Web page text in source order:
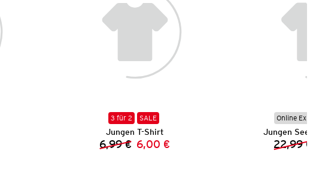
Preis:
3 für 2 SALE
Jungen T-Shirt
Vorheriger Preis:
6,99 € Neuer Preis:
6,00 €
Online
Jungen
22,99 €